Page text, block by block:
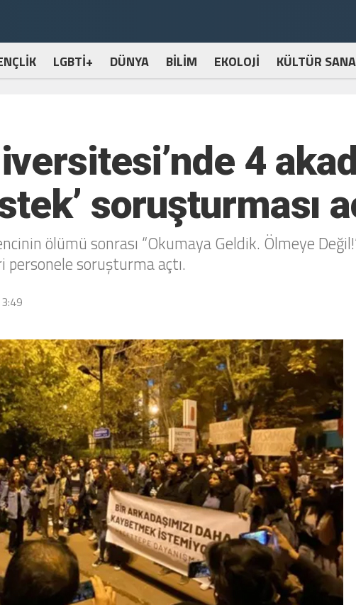
LGBTİ+ DÜNYA BİLİM EKOLOJİ KÜLTÜR
4
soruşturması
ölümü sonrası “Okumaya Geldik. Ölmeye
soruşturma açtı.